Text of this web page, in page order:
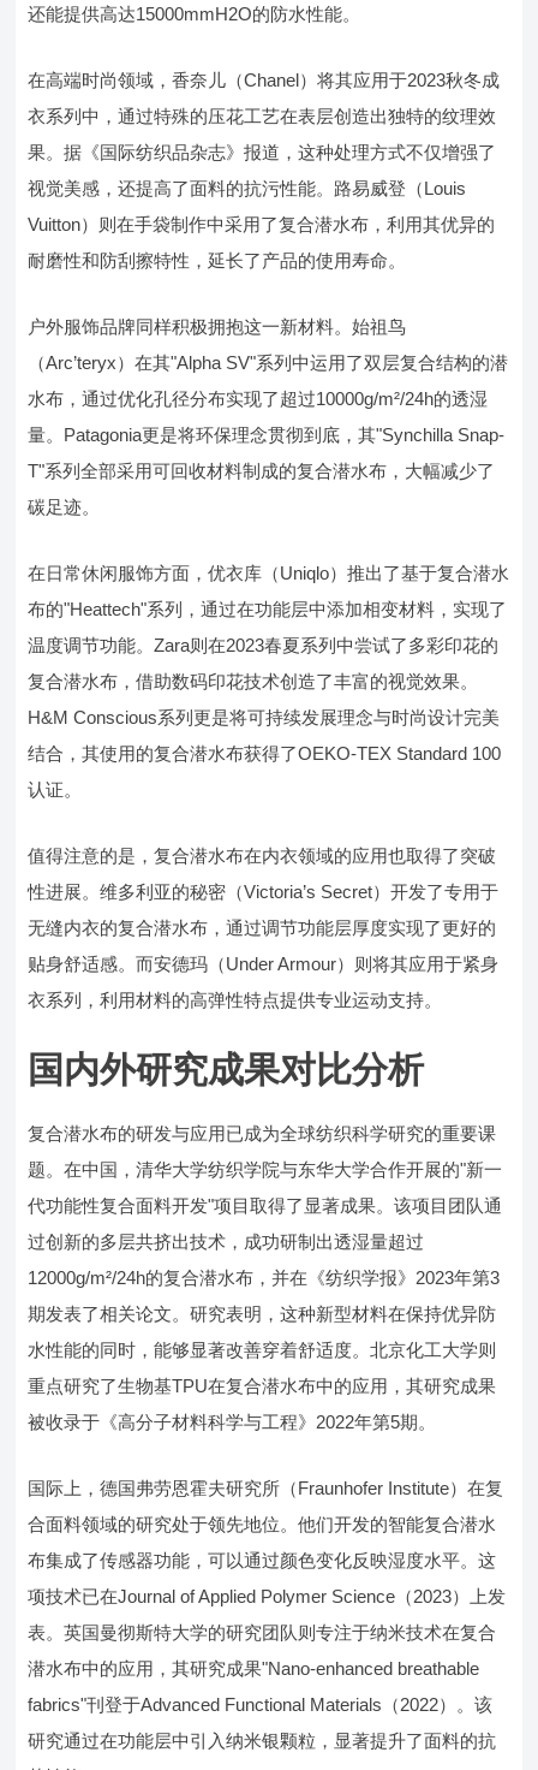
还能提供高达15000mmH2O的防水性能。
在高端时尚领域，香奈儿（Chanel）将其应用于2023秋冬成
衣系列中，通过特殊的压花工艺在表层创造出独特的纹理效
果。据《国际纺织品杂志》报道，这种处理方式不仅增强了
视觉美感，还提高了面料的抗污性能。路易威登（Louis
Vuitton）则在手袋制作中采用了复合潜水布，利用其优异的
耐磨性和防刮擦特性，延长了产品的使用寿命。
户外服饰品牌同样积极拥抱这一新材料。始祖鸟
（Arc’teryx）在其"Alpha SV"系列中运用了双层复合结构的潜
水布，通过优化孔径分布实现了超过10000g/m²/24h的透湿
量。Patagonia更是将环保理念贯彻到底，其"Synchilla Snap-
T"系列全部采用可回收材料制成的复合潜水布，大幅减少了
碳足迹。
在日常休闲服饰方面，优衣库（Uniqlo）推出了基于复合潜水
布的"Heattech"系列，通过在功能层中添加相变材料，实现了
温度调节功能。Zara则在2023春夏系列中尝试了多彩印花的
复合潜水布，借助数码印花技术创造了丰富的视觉效果。
H&M Conscious系列更是将可持续发展理念与时尚设计完美
结合，其使用的复合潜水布获得了OEKO-TEX Standard 100
认证。
值得注意的是，复合潜水布在内衣领域的应用也取得了突破
性进展。维多利亚的秘密（Victoria’s Secret）开发了专用于
无缝内衣的复合潜水布，通过调节功能层厚度实现了更好的
贴身舒适感。而安德玛（Under Armour）则将其应用于紧身
衣系列，利用材料的高弹性特点提供专业运动支持。
国内外研究成果对比分析
复合潜水布的研发与应用已成为全球纺织科学研究的重要课
题。在中国，清华大学纺织学院与东华大学合作开展的"新一
代功能性复合面料开发"项目取得了显著成果。该项目团队通
过创新的多层共挤出技术，成功研制出透湿量超过
12000g/m²/24h的复合潜水布，并在《纺织学报》2023年第3
期发表了相关论文。研究表明，这种新型材料在保持优异防
水性能的同时，能够显著改善穿着舒适度。北京化工大学则
重点研究了生物基TPU在复合潜水布中的应用，其研究成果
被收录于《高分子材料科学与工程》2022年第5期。
国际上，德国弗劳恩霍夫研究所（Fraunhofer Institute）在复
合面料领域的研究处于领先地位。他们开发的智能复合潜水
布集成了传感器功能，可以通过颜色变化反映湿度水平。这
项技术已在Journal of Applied Polymer Science（2023）上发
表。英国曼彻斯特大学的研究团队则专注于纳米技术在复合
潜水布中的应用，其研究成果"Nano-enhanced breathable
fabrics"刊登于Advanced Functional Materials（2022）。该
研究通过在功能层中引入纳米银颗粒，显著提升了面料的抗